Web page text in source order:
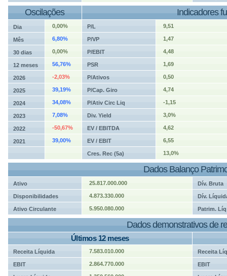
Oscilações Indicadores
Dia 0,00% P/L 9,51
Mês 6,80% P/VP 1,47
30 dias 0,00% P/EBIT 4,48
12 meses 56,76% PSR 1,69
2026 -2,03% P/Ativos 0,50
2025 39,19% P/Cap. Giro 4,74
2024 34,08% P/Ativ Circ Liq -1,15
2023 7,08% Div. Yield 3,0%
2022 -50,67% EV / EBITDA 4,62
2021 39,00% EV / EBIT 6,55
Cres. Rec (5a) 13,0%
Dados Balanço
Ativo 25.817.000.000 Dív. Bruta
Disponibilidades 4.873.330.000 Dív.
Ativo Circulante 5.950.080.000 Patrim. Líq
Dados demonstrativos de
Últimos 12 meses
Receita Líquida 7.583.010.000 Receita
EBIT 2.864.770.000 EBIT